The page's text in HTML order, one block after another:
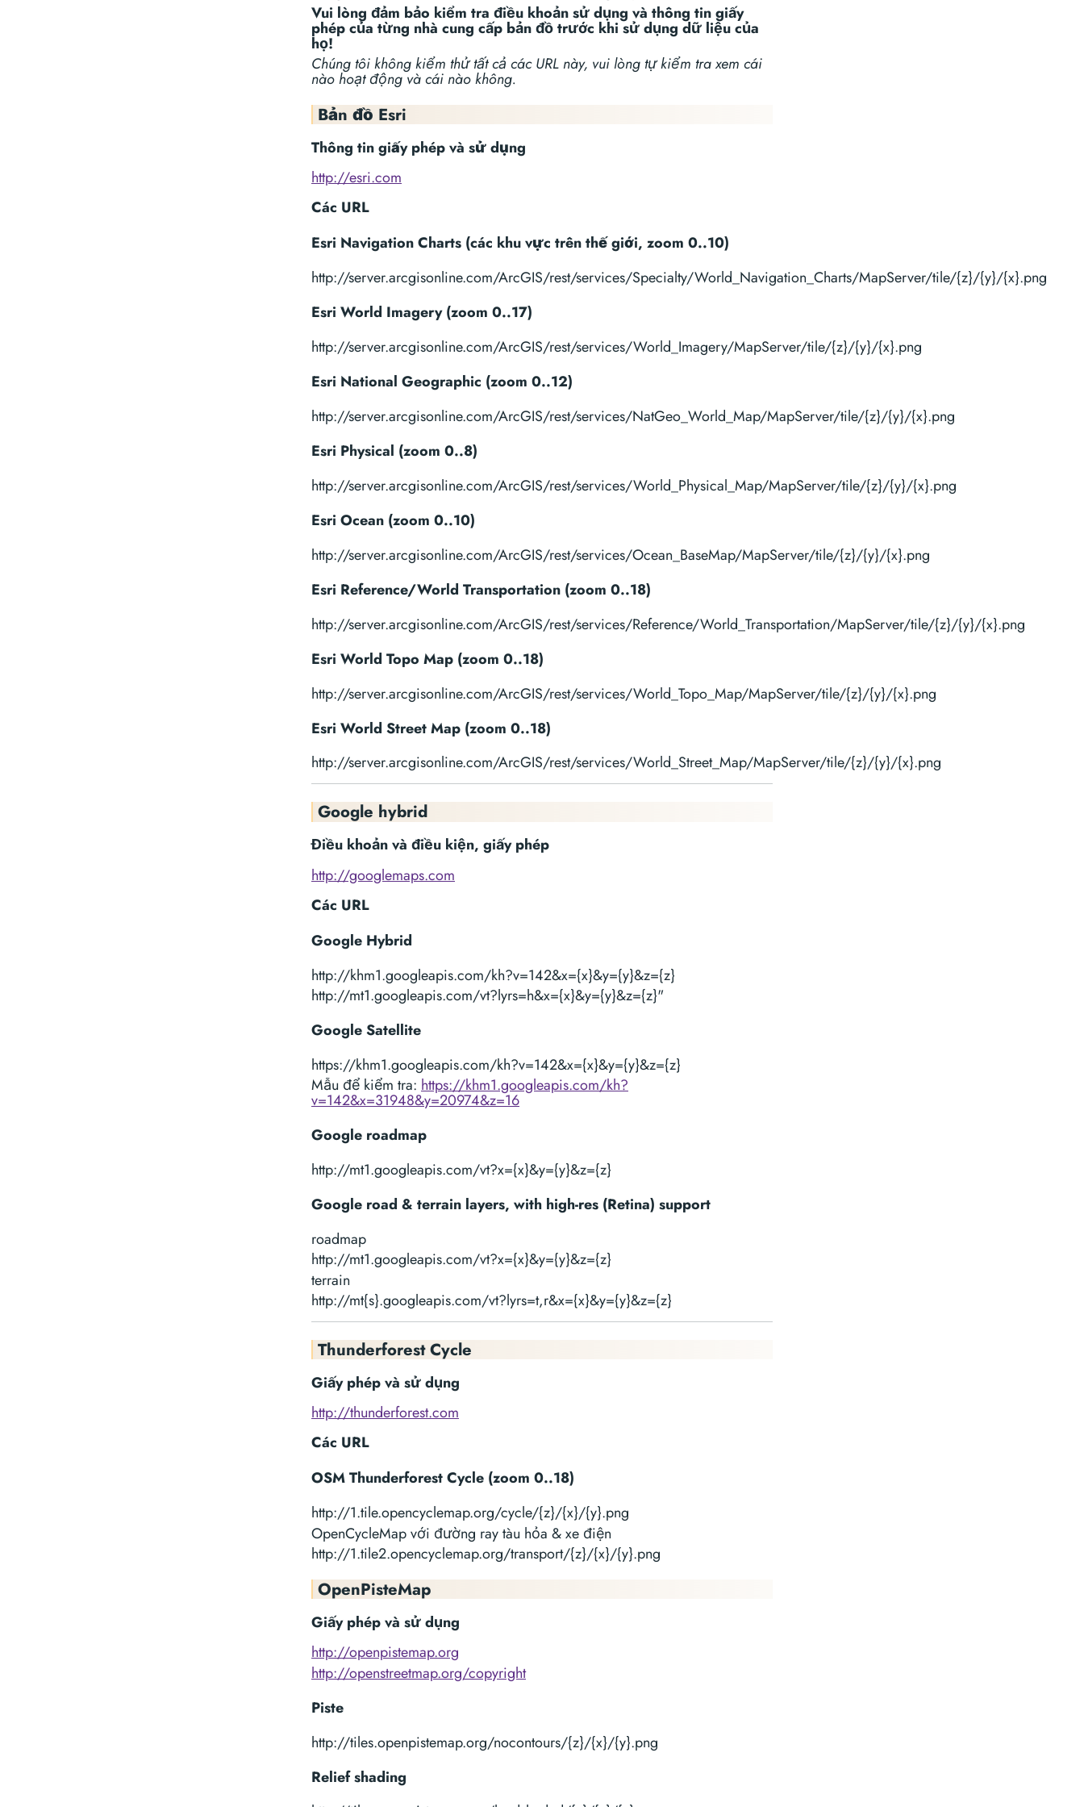
Vui lòng đảm bảo kiểm tra điều khoản sử dụng và thông tin giấy
phép của từng nhà cung cấp bản đồ trước khi sử dụng dữ liệu của
họ!
Chúng tôi không kiểm thử tất cả các URL này, vui lòng tự kiểm tra xem cái
nào hoạt động và cái nào không.
Bản đồ Esri
Thông tin giấy phép và sử dụng
http://esri.com
Các URL
Esri Navigation Charts (các khu vực trên thế giới, zoom 0..10)
http://server.arcgisonline.com/ArcGIS/rest/services/Specialty/World_Navigation_Charts/MapServer/tile/{z}/{y}/{x}.png
Esri World Imagery (zoom 0..17)
http://server.arcgisonline.com/ArcGIS/rest/services/World_Imagery/MapServer/tile/{z}/{y}/{x}.png
Esri National Geographic (zoom 0..12)
http://server.arcgisonline.com/ArcGIS/rest/services/NatGeo_World_Map/MapServer/tile/{z}/{y}/{x}.png
Esri Physical (zoom 0..8)
http://server.arcgisonline.com/ArcGIS/rest/services/World_Physical_Map/MapServer/tile/{z}/{y}/{x}.png
Esri Ocean (zoom 0..10)
http://server.arcgisonline.com/ArcGIS/rest/services/Ocean_BaseMap/MapServer/tile/{z}/{y}/{x}.png
Esri Reference/World Transportation (zoom 0..18)
http://server.arcgisonline.com/ArcGIS/rest/services/Reference/World_Transportation/MapServer/tile/{z}/{y}/{x}.png
Esri World Topo Map (zoom 0..18)
http://server.arcgisonline.com/ArcGIS/rest/services/World_Topo_Map/MapServer/tile/{z}/{y}/{x}.png
Esri World Street Map (zoom 0..18)
http://server.arcgisonline.com/ArcGIS/rest/services/World_Street_Map/MapServer/tile/{z}/{y}/{x}.png
Google hybrid
Điều khoản và điều kiện, giấy phép
http://googlemaps.com
Các URL
Google Hybrid
http://khm1.googleapis.com/kh?v=142&x={x}&y={y}&z={z}
http://mt1.googleapis.com/vt?lyrs=h&x={x}&y={y}&z={z}"
Google Satellite
https://khm1.googleapis.com/kh?v=142&x={x}&y={y}&z={z}
Mẫu để kiểm tra: https://khm1.googleapis.com/kh?
v=142&x=31948&y=20974&z=16
Google roadmap
http://mt1.googleapis.com/vt?x={x}&y={y}&z={z}
Google road & terrain layers, with high-res (Retina) support
roadmap
http://mt1.googleapis.com/vt?x={x}&y={y}&z={z}
terrain
http://mt{s}.googleapis.com/vt?lyrs=t,r&x={x}&y={y}&z={z}
Thunderforest Cycle
Giấy phép và sử dụng
http://thunderforest.com
Các URL
OSM Thunderforest Cycle (zoom 0..18)
http://1.tile.opencyclemap.org/cycle/{z}/{x}/{y}.png
OpenCycleMap với đường ray tàu hỏa & xe điện
http://1.tile2.opencyclemap.org/transport/{z}/{x}/{y}.png
OpenPisteMap
Giấy phép và sử dụng
http://openpistemap.org
http://openstreetmap.org/copyright
Piste
http://tiles.openpistemap.org/nocontours/{z}/{x}/{y}.png
Relief shading